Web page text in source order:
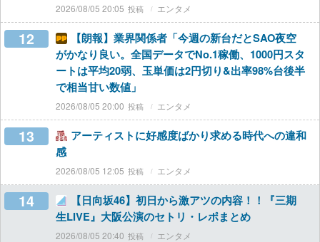
2026/08/05 20:05 エンタメ
12
【朗報】業界関係者「今週の新台だとSAO夜空
がかなり良い。全国データでNo.1稼働、1000円スタ
ートは平均20弱、玉単価は2円切り&出率98%台後半
で相当甘い数値」
2026/08/05 20:00 エンタメ
13
アーティストに好感度ばかり求める時代への違和
感
2026/08/05 12:05 エンタメ
14
【日向坂46】初日から激アツの内容！！『三期
生LIVE』大阪公演のセトリ・レポまとめ
2026/08/05 20:40 エンタメ